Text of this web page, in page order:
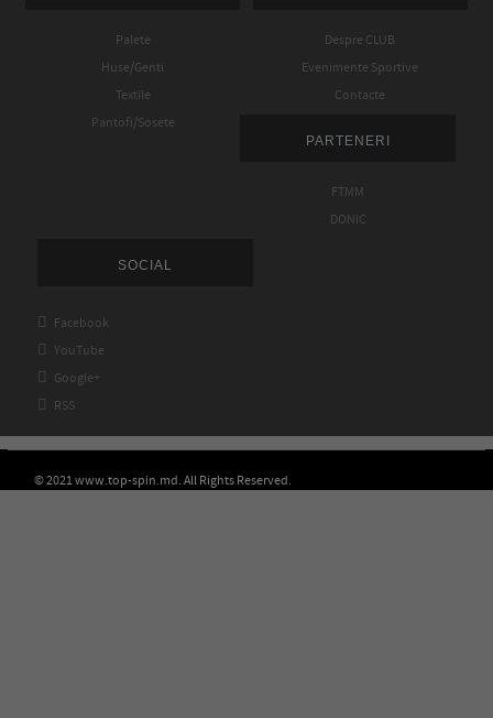
Palete
Huse/Genti
Textile
Pantofi/Sosete
Despre CLUB
Evenimente Sportive
Contacte
PARTENERI
FTMM
DONIC
SOCIAL
 Facebook
 YouTube
 Google+
 RSS
© 2021 www.top-spin.md. All Rights Reserved.